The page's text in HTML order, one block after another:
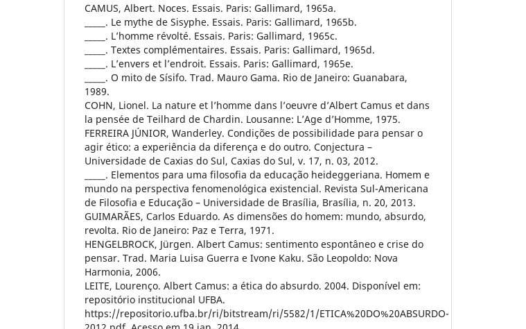
CAMUS, Albert. Noces. Essais. Paris: Gallimard, 1965a.
_____. Le mythe de Sisyphe. Essais. Paris: Gallimard, 1965b.
_____. L’homme révolté. Essais. Paris: Gallimard, 1965c.
_____. Textes complémentaires. Essais. Paris: Gallimard, 1965d.
_____. L’envers et l’endroit. Essais. Paris: Gallimard, 1965e.
_____. O mito de Sísifo. Trad. Mauro Gama. Rio de Janeiro: Guanabara,
1989.
COHN, Lionel. La nature et l’homme dans l’oeuvre d’Albert Camus et dans
la pensée de Teilhard de Chardin. Lousanne: L’Age d’Homme, 1975.
FERREIRA JÚNIOR, Wanderley. Condições de possibilidade para pensar o
agir ético: a experiência da diferença e do outro. Conjectura –
Universidade de Caxias do Sul, Caxias do Sul, v. 17, n. 03, 2012.
_____. Elementos para uma filosofia da educação heideggeriana. Homem e
mundo na perspectiva fenomenológica existencial. Revista Sul-Americana
de Filosofia e Educação – Universidade de Brasília, Brasília, n. 20, 2013.
GUIMARÃES, Carlos Eduardo. As dimensões do homem: mundo, absurdo,
revolta. Rio de Janeiro: Paz e Terra, 1971.
HENGELBROCK, Jürgen. Albert Camus: sentimento espontâneo e crise do
pensar. Trad. Maria Luisa Guerra e Ivone Kaku. São Leopoldo: Nova
Harmonia, 2006.
LEITE, Lourenço. Albert Camus: a ética do absurdo. 2004. Disponível em:
repositório institucional UFBA.
https://repositorio.ufba.br/ri/bitstream/ri/5582/1/ETICA%20DO%20ABSURDO-